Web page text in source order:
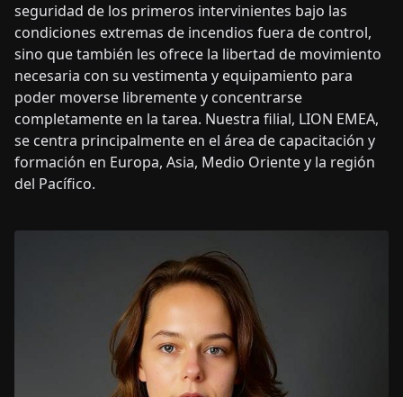
seguridad de los primeros intervinientes bajo las
condiciones extremas de incendios fuera de control,
sino que también les ofrece la libertad de movimiento
necesaria con su vestimenta y equipamiento para
poder moverse libremente y concentrarse
completamente en la tarea. Nuestra filial, LION EMEA,
se centra principalmente en el área de capacitación y
formación en Europa, Asia, Medio Oriente y la región
del Pacífico.